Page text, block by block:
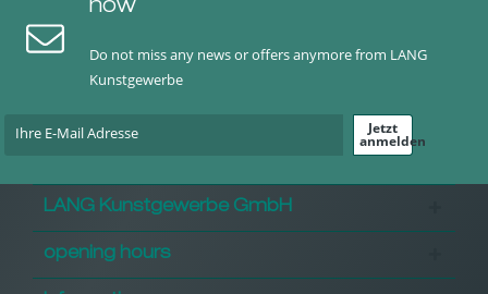
now
Do not miss any news or offers anymore from LANG
Kunstgewerbe
Jetzt
anmelden
LANG Kunstgewerbe GmbH
opening hours